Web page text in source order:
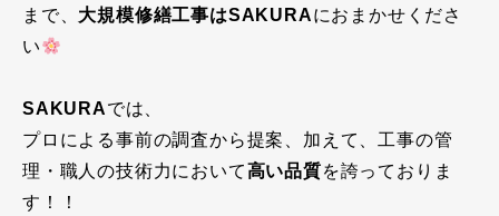
まで、 大規模修繕工事はSAKURAにおまかせくださ
い
SAKURAでは、
プロによる事前の調査から提案、加えて、工事の管
理・職人の技術力において高い品質を誇っておりま
す！！